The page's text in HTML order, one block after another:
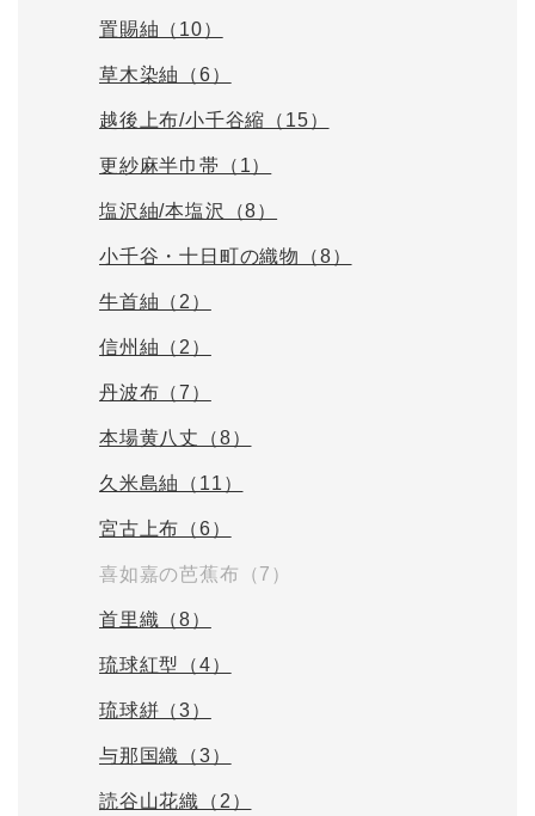
置賜紬（10）
草木染紬（6）
越後上布/小千谷縮（15）
更紗麻半巾帯（1）
塩沢紬/本塩沢（8）
小千谷・十日町の織物（8）
牛首紬（2）
信州紬（2）
丹波布（7）
本場黄八丈（8）
久米島紬（11）
宮古上布（6）
喜如嘉の芭蕉布（7）
首里織（8）
琉球紅型（4）
琉球絣（3）
与那国織（3）
読谷山花織（2）